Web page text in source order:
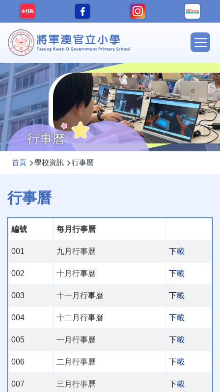
移至主內容
Main
行事曆
導
連
結
首頁 學校資訊 行事曆
行事曆
編號 每月行事曆
001 九月行事曆 下載
002 十月行事曆 下載
003 十一月行事曆 下載
004 十二月行事曆 下載
005 一月行事曆 下載
006 二月行事曆 下載
007 三月行事曆 下載